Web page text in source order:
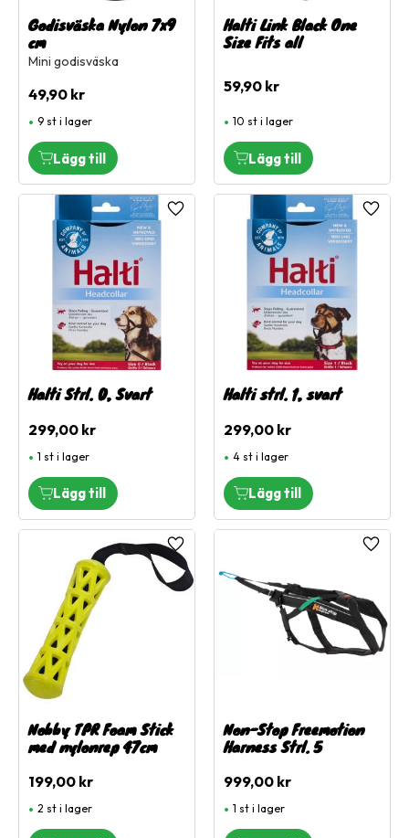
Godisväska Nylon 7x9
cm
Mini godisväska
49,90 kr
9 st i lager
Halti Link Black One
Size Fits all
59,90 kr
10 st i lager
Halti Strl. 0, Svart
299,00 kr
Lägg till i favoriter
1 st i lager
Halti strl. 1, svart
299,00 kr
Lägg
4 st i lager
Nobby TPR Foam Stick
med nylonrep 47cm
199,00 kr
Lägg till i favoriter
2 st i lager
Non-Stop Freemotion
Harness Strl. 5
999,00 kr
Lägg
1 st i lager